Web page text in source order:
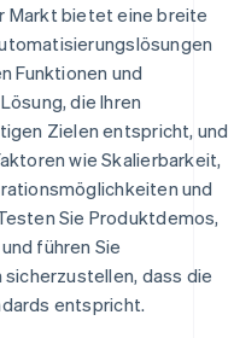
Markt bietet eine breite
Funktionen und
die Ihren
Zielen entspricht, und
wie Skalierbarkeit,
und
Sie Produktdemos,
führen Sie
dass die
entspricht.